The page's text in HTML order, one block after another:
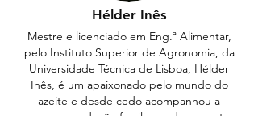
Hélder Inês
Mestre e licenciado em Eng.ª Alimentar,
pelo Instituto Superior de Agronomia, da
Universidade Técnica de Lisboa, Hélder
Inês, é um apaixonado pelo mundo do
azeite e desde cedo acompanhou a